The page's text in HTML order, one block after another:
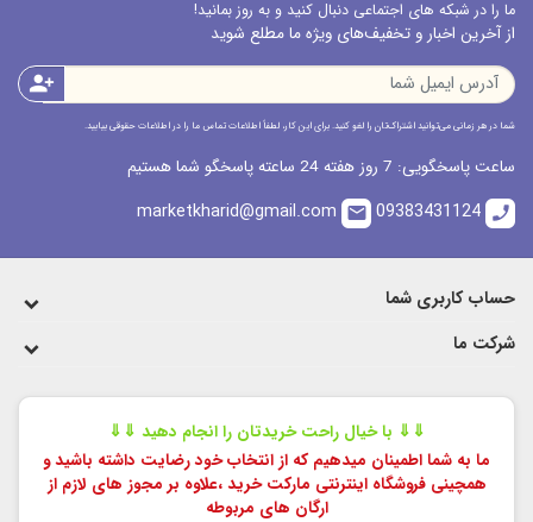
ما را در شبکه های اجتماعی دنبال کنید و به روز بمانید!
از آخرین اخبار و تخفیف‌های ویژه ما مطلع شوید
person_add
شما در هر زمانی می‌توانید اشتراک‌تان را لغو کنید. برای این کار، لطفاً اطلاعات تماس ما را در اطلاعات حقوقی بیابید.
ساعت پاسخگویی: 7 روز هفته 24 ساعته پاسخگو شما هستیم
call
09383431124
email
حساب کاربری شما
شرکت ما
⇓⇓ با خیال راحت خریدتان را انجام دهید ⇓⇓
ما به شما اطمینان میدهیم که از انتخاب خود رضایت داشته باشید و
همچینی فروشگاه اینترنتی مارکت خرید ،علاوه بر مجوز های لازم از
ارگان های مربوطه